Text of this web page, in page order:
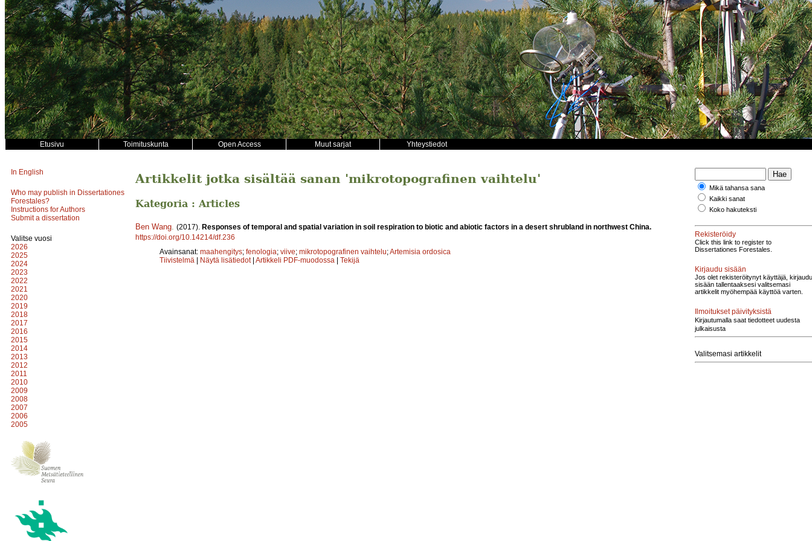
Etusivu Toimituskunta Open Access Muut sarjat Yhteystiedot
In English
Who may publish in Dissertationes
Forestales?
Instructions for Authors
Submit a dissertation
Valitse vuosi
2026
2025
2024
2023
2022
2021
2020
2019
2018
2017
2016
2015
2014
2013
2012
2011
2010
2009
2008
2007
2006
2005
Artikkelit jotka sisältää sanan 'mikrotopografinen vaihtelu'
Kategoria : Articles
Ben Wang (2017). Responses of temporal and spatial variation in soil respiration to biotic and abiotic factors in a desert shrubland in northwest China.
https://doi.org/10.14214/df.236
Avainsanat: maahengitys; fenologia; viive; mikrotopografinen vaihtelu;Artemisia ordosica
Tiivistelmä | Näytä lisätiedot | Artikkeli PDF-muodossa | Tekijä
Mikä tahansa sana
Kaikki sanat
Koko hakuteksti
Rekisteröidy
Click this link to register to
Dissertationes Forestales.
Kirjaudu sisään
Jos olet rekisteröitynyt käyttäjä, kirjaudu
sisään tallentaaksesi valitsemasi
artikkelit myöhempää käyttöä varten.
Ilmoitukset päivityksistä
Kirjautumalla saat tiedotteet uudesta
julkaisusta
Valitsemasi artikkelit